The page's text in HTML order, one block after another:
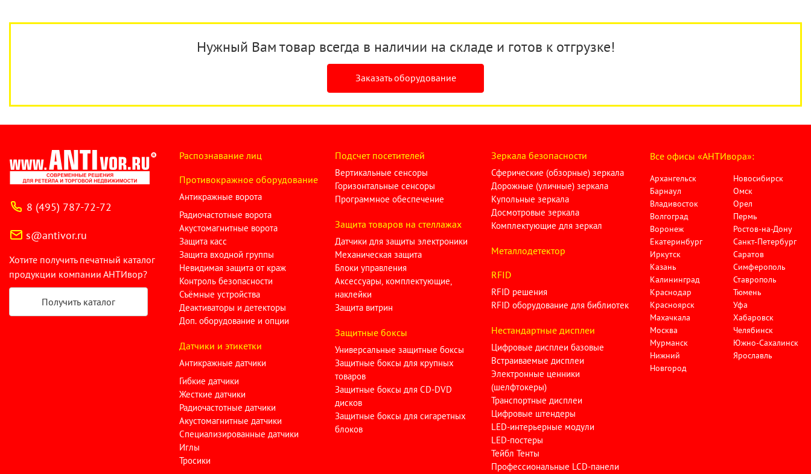
Нужный Вам товар всегда в наличии на складе и готов к отгрузке!
Заказать оборудование
8 (495) 787-72-72
s@antivor.ru
Хотите получить печатный каталог
продукции компании АНТИвор?
Получить каталог
Распознавание лиц
Противокражное оборудование
Антикражные ворота
Радиочастотные ворота
Акустомагнитные ворота
Защита касс
Защита входной группы
Невидимая защита от краж
Контроль безопасности
Съёмные устройства
Деактиваторы и детекторы
Доп. оборудование и опции
Датчики и этикетки
Антикражные датчики
Гибкие датчики
Жесткие датчики
Радиочастотные датчики
Акустомагнитные датчики
Специализированные датчики
Иглы
Тросики
Подсчет посетителей
Вертикальные сенсоры
Горизонтальные сенсоры
Программное обеспечение
Защита товаров на стеллажах
Датчики для защиты электроники
Механическая защита
Блоки управления
Аксессуары, комплектующие,
наклейки
Защита витрин
Защитные боксы
Универсальные защитные боксы
Защитные боксы для крупных
товаров
Защитные боксы для CD-DVD
дисков
Защитные боксы для сигаретных
блоков
Зеркала безопасности
Сферические (обзорные) зеркала
Дорожные (уличные) зеркала
Купольные зеркала
Досмотровые зеркала
Комплектующие для зеркал
Металлодетектор
RFID
RFID решения
RFID оборудование для библиотек
Нестандартные дисплеи
Цифровые дисплеи базовые
Встраиваемые дисплеи
Электронные ценники
(шелфтокеры)
Транспортные дисплеи
Цифровые штендеры
LED-интерьерные модули
LED-постеры
Тейбл Тенты
Профессиональные LCD-панели
Все офисы «АНТИвора»:
Архангельск
Барнаул
Владивосток
Волгоград
Воронеж
Екатеринбург
Иркутск
Казань
Калининград
Краснодар
Красноярск
Махачкала
Москва
Мурманск
Нижний
Новгород
Новосибирск
Омск
Орел
Пермь
Ростов-на-Дону
Санкт-Петербург
Саратов
Симферополь
Ставрополь
Тюмень
Уфа
Хабаровск
Челябинск
Южно-Сахалинск
Ярославль